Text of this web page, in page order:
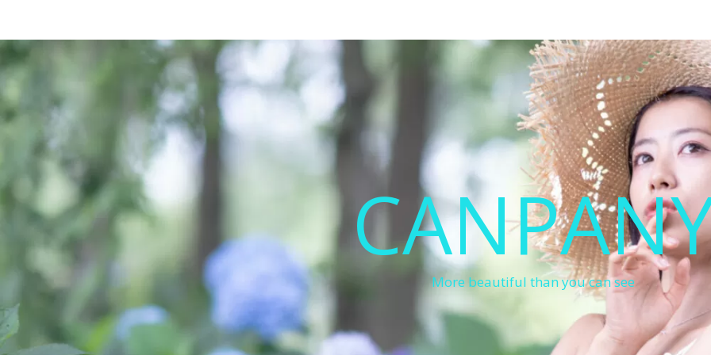
More beautiful than you can see